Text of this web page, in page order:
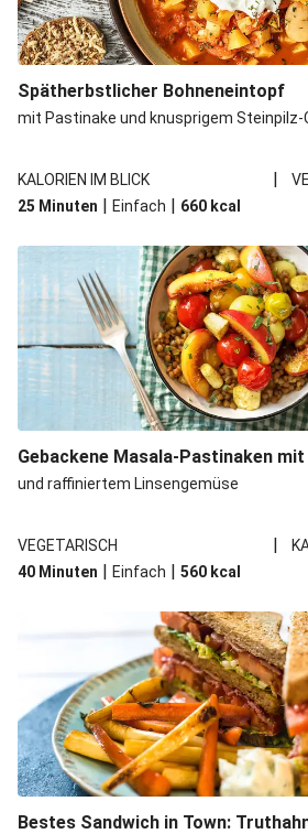
Spätherbstlicher Bohneneintopf
mit Pastinake und knusprigem
KALORIEN IM BLICK |
25 Minuten | Einfach | 660 kcal
Gebackene Masala-Pastinaken
und raffiniertem Linsengemüse
VEGETARISCH |
40 Minuten | Einfach | 560 kcal
Bestes Sandwich in Town: